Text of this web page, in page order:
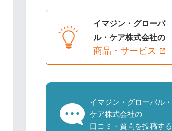
イマジン・グローバ
ル・ケア株式会社の
商品・サービス
イマジン・グローバル・
ケア株式会社の
口コミ・質問を投稿する